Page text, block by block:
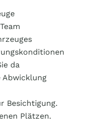
da
Abwicklung
Besichtigung.
Plätzen.